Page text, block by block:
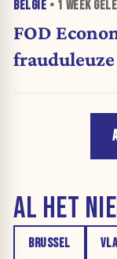
BELGIË • 1 WEEK
FOD
AL HET
BRUSSEL